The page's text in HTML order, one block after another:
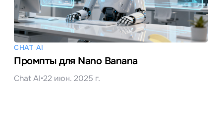
CHAT AI
Промпты для Nano Banana
Chat AI•22 июн. 2025 г.